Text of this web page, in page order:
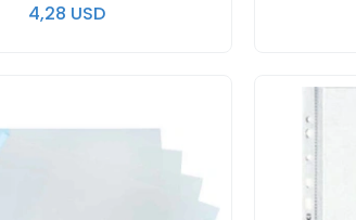
4,28 USD